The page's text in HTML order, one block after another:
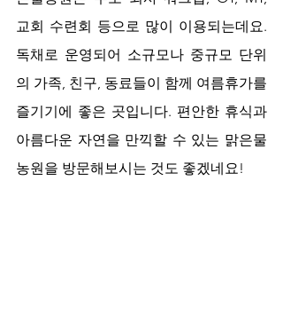
교회 수련회 등으로 많이 이용되는데요.
독채로 운영되어 소규모나 중규모 단위
의 가족, 친구, 동료들이 함께 여름휴가를
즐기기에 좋은 곳입니다. 편안한 휴식과
아름다운 자연을 만끽할 수 있는 맑은물
농원을 방문해보시는 것도 좋겠네요!